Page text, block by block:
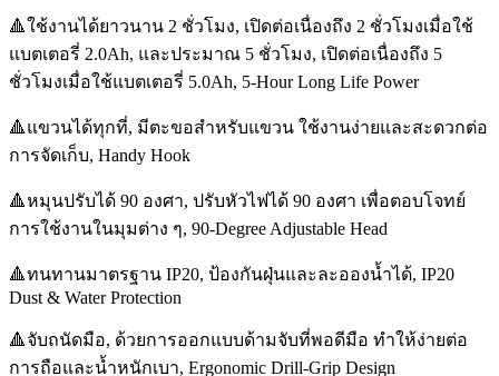
🔺ใช้งานได้ยาวนาน 2 ชั่วโมง, เปิดต่อเนื่องถึง 2 ชั่วโมงเมื่อใช้
แบตเตอรี่ 2.0Ah, และประมาณ 5 ชั่วโมง, เปิดต่อเนื่องถึง 5
ชั่วโมงเมื่อใช้แบตเตอรี่ 5.0Ah, 5-Hour Long Life Power
🔺แขวนได้ทุกที่, มีตะขอสำหรับแขวน ใช้งานง่ายและสะดวกต่อ
การจัดเก็บ, Handy Hook
🔺หมุนปรับได้ 90 องศา, ปรับหัวไฟได้ 90 องศา เพื่อตอบโจทย์
การใช้งานในมุมต่าง ๆ, 90-Degree Adjustable Head
🔺ทนทานมาตรฐาน IP20, ป้องกันฝุ่นและละอองน้ำได้, IP20
Dust & Water Protection
🔺จับถนัดมือ, ด้วยการออกแบบด้ามจับที่พอดีมือ ทำให้ง่ายต่อ
การถือและน้ำหนักเบา, Ergonomic Drill-Grip Design